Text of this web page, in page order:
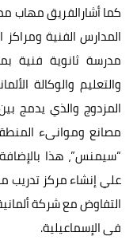
كما أشارالفريق مهاب
مدرسة ثانوية فنية
والتعليم والوكالة
المزدوج والذي يدمج
مصانع وموانىء
“سيمنس”، هذا
علي إنشاء مركز تدريب
التفاوض مع شركة
فى الإسماعيلية.